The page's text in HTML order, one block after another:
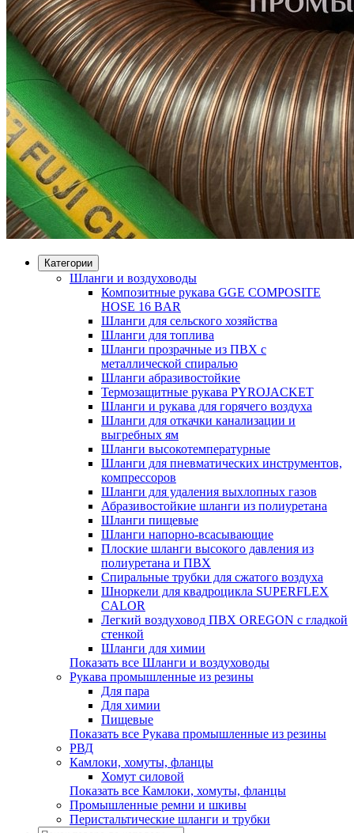
Категории
Шланги и воздуховоды
Композитные рукава GGE COMPOSITE
HOSE 16 BAR
Шланги для сельского хозяйства
Шланги для топлива
Шланги прозрачные из ПВХ с
металлической спиралью
Шланги абразивостойкие
Термозащитные рукава PYROJACKET
Шланги и рукава для горячего воздуха
Шланги для откачки канализации и
выгребных ям
Шланги высокотемпературные
Шланги для пневматических инструментов,
компрессоров
Шланги для удаления выхлопных газов
Абразивостойкие шланги из полиуретана
Шланги пищевые
Шланги напорно-всасывающие
Плоские шланги высокого давления из
полиуретана и ПВХ
Спиральные трубки для сжатого воздуха
Шноркели для квадроцикла SUPERFLEX
CALOR
Легкий воздуховод ПВХ OREGON с гладкой
стенкой
Шланги для химии
Показать все Шланги и воздуховоды
Рукава промышленные из резины
Для пара
Для химии
Пищевые
Показать все Рукава промышленные из резины
РВД
Камлоки, хомуты, фланцы
Хомут силовой
Показать все Камлоки, хомуты, фланцы
Промышленные ремни и шкивы
Перистальтические шланги и трубки